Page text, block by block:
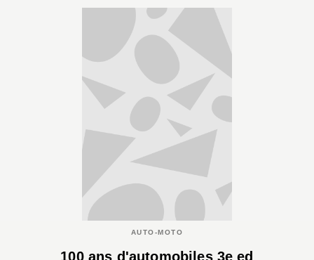
AUTO-MOTO
100 ans d'automobiles 3e ed